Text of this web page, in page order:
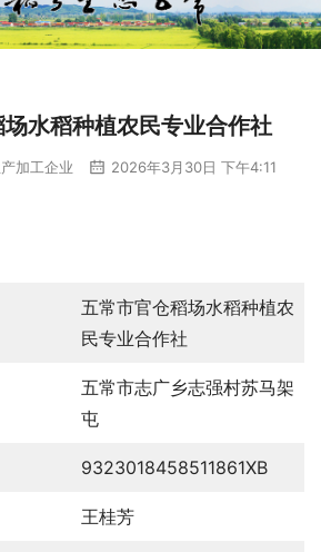
水稻种植农民专业合作社
加工企业 2026年3月30日 下午4:11
五常市官仓稻场水稻种植农
民专业合作社
五常市志广乡志强村苏马架
屯
9323018458511861XB
王桂芳